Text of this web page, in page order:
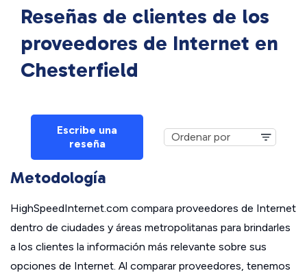
Reseñas de clientes de los
proveedores de Internet en
Chesterfield
Escribe una
reseña
Metodología
HighSpeedInternet.com compara proveedores de Internet
dentro de ciudades y áreas metropolitanas para brindarles
a los clientes la información más relevante sobre sus
opciones de Internet. Al comparar proveedores, tenemos